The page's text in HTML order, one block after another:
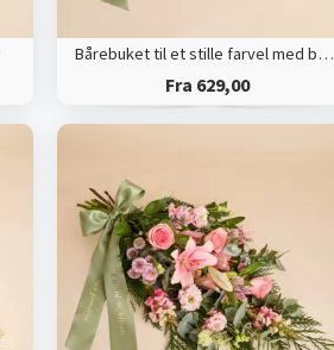
Bårebuket til et stille farvel med bånd
Fra 629,00